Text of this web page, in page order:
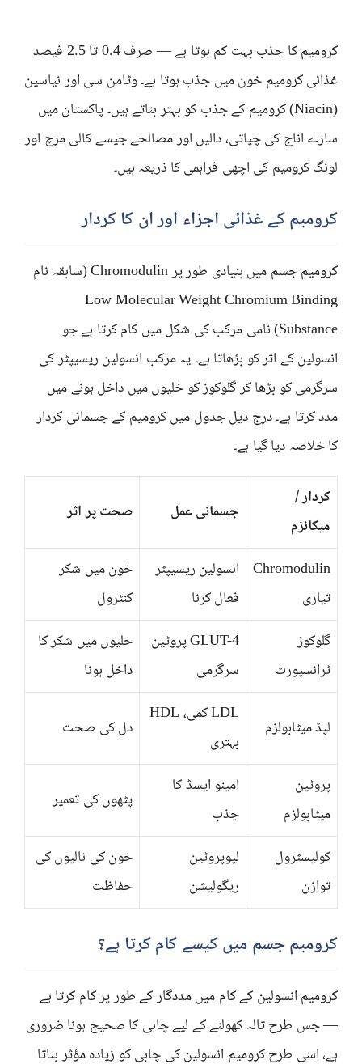
کرومیم کا جذب بہت کم ہوتا ہے — صرف 0.4 تا 2.5 فیصد
غذائی کرومیم خون میں جذب ہوتا ہے۔ وٹامن سی اور نیاسین
(Niacin) کرومیم کے جذب کو بہتر بناتے ہیں۔ پاکستان میں
سارے اناج کی چپاتی، دالیں اور مصالحے جیسے کالی مرچ اور
لونگ کرومیم کی اچھی فراہمی کا ذریعہ ہیں۔
کرومیم کے غذائی اجزاء اور ان کا کردار
کرومیم جسم میں بنیادی طور پر Chromodulin (سابقہ نام
Low Molecular Weight Chromium Binding
Substance) نامی مرکب کی شکل میں کام کرتا ہے جو
انسولین کے اثر کو بڑھاتا ہے۔ یہ مرکب انسولین ریسیپٹر کی
سرگرمی کو بڑھا کر گلوکوز کو خلیوں میں داخل ہونے میں
مدد کرتا ہے۔ درج ذیل جدول میں کرومیم کے جسمانی کردار
کا خلاصہ دیا گیا ہے۔
کردار /
میکانزم
جسمانی عمل صحت پر اثر
Chromodulin
تیاری
انسولین ریسیپٹر
فعال کرنا
خون میں شکر
کنٹرول
گلوکوز
ٹرانسپورٹ
GLUT-4 پروٹین
سرگرمی
خلیوں میں شکر کا
داخل ہونا
لپڈ میٹابولزم
LDL کمی، HDL
بہتری
دل کی صحت
پروٹین
میٹابولزم
امینو ایسڈ کا
جذب
پٹھوں کی تعمیر
کولیسٹرول
توازن
لپوپروٹین
ریگولیشن
خون کی نالیوں کی
حفاظت
کرومیم جسم میں کیسے کام کرتا ہے؟
کرومیم انسولین کے کام میں مددگار کے طور پر کام کرتا ہے
— جس طرح تالہ کھولنے کے لیے چابی کا صحیح ہونا ضروری
ہے، اسی طرح کرومیم انسولین کی چابی کو زیادہ مؤثر بناتا